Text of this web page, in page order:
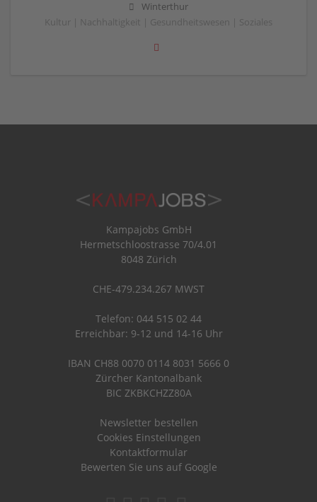
Winterthur
Kultur | Nachhaltigkeit | Gesundheitswesen | Soziales
Kampajobs GmbH
Hermetschloostrasse 70/4.01
8048 Zürich
CHE-479.234.267 MWST
Telefon: 044 515 02 44
Erreichbar: 9-12 und 14-16 Uhr
IBAN CH88 0070 0114 8031 5666 0
Zürcher Kantonalbank
BIC ZKBKCHZZ80A
Newsletter bestellen
Cookies Einstellungen
Kontaktformular
Bewerten Sie uns auf Google